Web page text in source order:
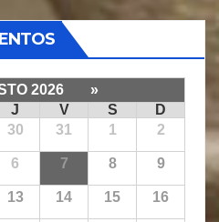
2026
»
J V S
D
30 31 1 2
6 7 8 9
13 14 15 16